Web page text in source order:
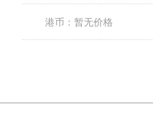
港币： 暂无价格